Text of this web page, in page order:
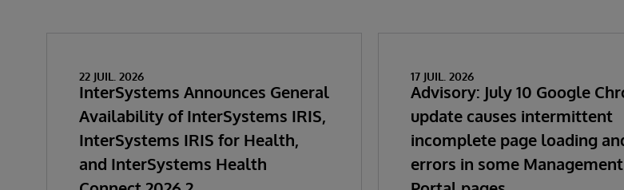
22 JUIL. 2026
InterSystems Announces General
Availability of InterSystems IRIS,
InterSystems IRIS for Health,
and InterSystems Health
17 JUIL. 2026
Advisory: July 10 Google
update causes intermittent
incomplete page loading
errors in some Management